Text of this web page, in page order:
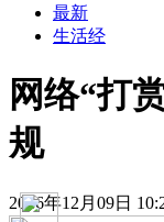
最新
生活经
网络“打
规
2016年12月09日